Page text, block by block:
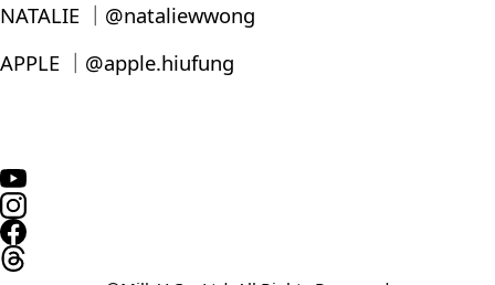
NATALIE ｜@nataliewwong
APPLE ｜@apple.hiufung